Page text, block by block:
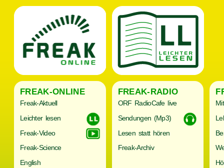
FREAK-ONLINE
Freak-Aktuell
Leichter lesen
Freak-Video
Freak-Science
English
FREAK-RADIO
ORF RadioCafe live
Sendungen (Mp3)
Lesen statt hören
Freak-Archiv